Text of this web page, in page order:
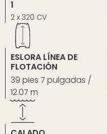
1
2 x 320 CV
ESLORA LÍNEA DE
FLOTACIÓN
39 pies 7 pulgadas /
12.07 m